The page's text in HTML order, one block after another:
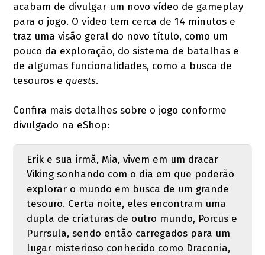
acabam de divulgar um novo vídeo de gameplay
para o jogo. O vídeo tem cerca de 14 minutos e
traz uma visão geral do novo título, como um
pouco da exploração, do sistema de batalhas e
de algumas funcionalidades, como a busca de
tesouros equests.
Confira mais detalhes sobre o jogo conforme
divulgado na eShop:
Erik e sua irmã, Mia, vivem em um dracar
Viking sonhando com o dia em que poderão
explorar o mundo em busca de um grande
tesouro. Certa noite, eles encontram uma
dupla de criaturas de outro mundo, Porcus e
Purrsula, sendo então carregados para um
lugar misterioso conhecido como Draconia,